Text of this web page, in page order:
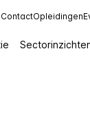
ContactOpleidingen